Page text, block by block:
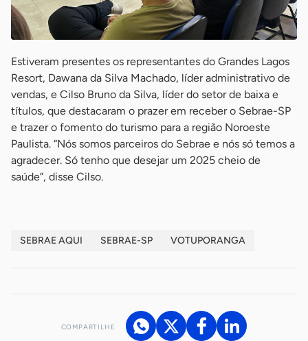
Estiveram presentes os representantes do Grandes Lagos
Resort, Dawana da Silva Machado, líder administrativo de
vendas, e Cilso Bruno da Silva, líder do setor de baixa e
títulos, que destacaram o prazer em receber o Sebrae-SP
e trazer o fomento do turismo para a região Noroeste
Paulista. “Nós somos parceiros do Sebrae e nós só temos a
agradecer. Só tenho que desejar um 2025 cheio de
saúde”, disse Cilso.
SEBRAE AQUI SEBRAE-SP VOTUPORANGA
COMPARTILHE